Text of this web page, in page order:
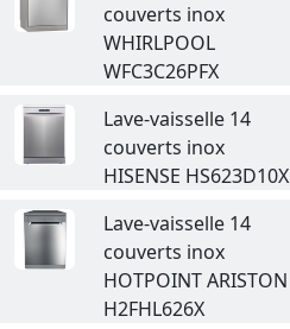
couverts inox
WHIRLPOOL
WFC3C26PFX
Lave-vaisselle 14
couverts inox
HISENSE HS623D10X
Lave-vaisselle 14
couverts inox
HOTPOINT ARISTON
H2FHL626X